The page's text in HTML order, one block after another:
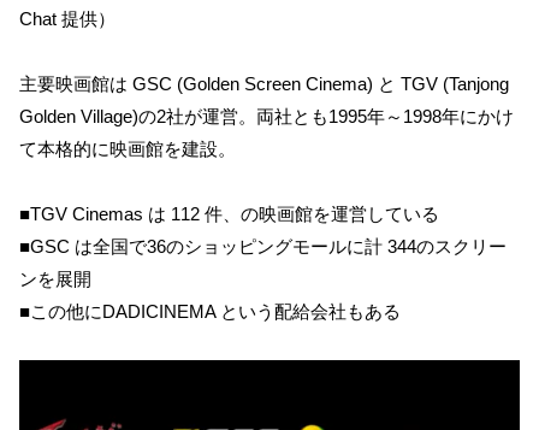
Chat 提供）
主要映画館は GSC (Golden Screen Cinema) と TGV (Tanjong
Golden Village)の2社が運営。両社とも1995年～1998年にかけ
て本格的に映画館を建設。
■TGV Cinemas は 112 件、の映画館を運営している
■GSC は全国で36のショッピングモールに計 344のスクリー
ンを展開
■この他にDADICINEMA という配給会社もある